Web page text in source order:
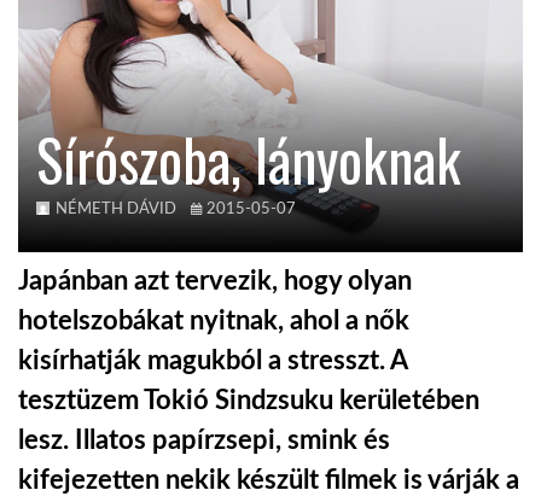
AUSZTRÁLIA
A VILÁG ITTHON
GLOBOTV BP
HÍR3D
Sírószoba, lányoknak
NÉMETH DÁVID 2015-05-07
Japánban azt tervezik, hogy olyan
hotelszobákat nyitnak, ahol a nők
kisírhatják magukból a stresszt. A
tesztüzem Tokió Sindzsuku kerületében
lesz. Illatos papírzsepi, smink és
kifejezetten nekik készült filmek is várják a